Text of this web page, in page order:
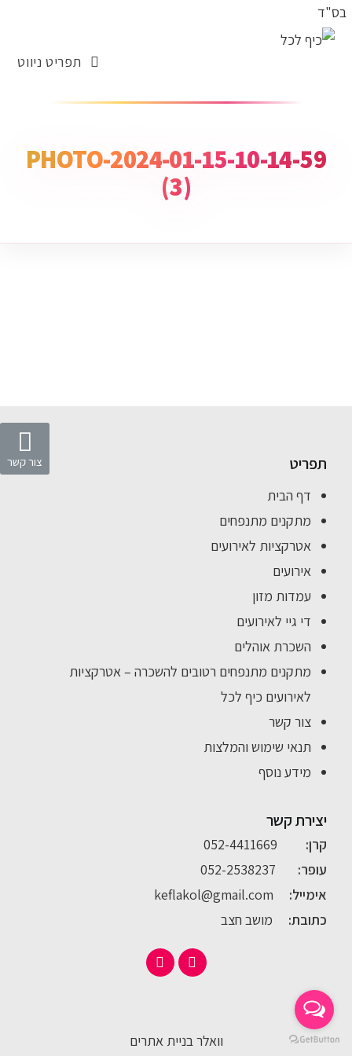
תפריט ניווט
PHOTO-2024-01-15-10-14-59
(3)
צור קשר
בס"ד
תפריט
דף הבית
מתקנים מתנפחים
אטרקציות לאירועים
אירועים
עמדות מזון
די גיי לאירועים
השכרת אוהלים
מתקנים מתנפחים רטובים להשכרה – אטרקציות
לאירועים כיף לכל
צור קשר
תנאי שימוש והמלצות
מידע נוסף
יצירת קשר
קרן:
052-4411669
עופר:
052-2538237
אימייל:
keflakol@gmail.com
כתובת: מושב חצב
וואלר בניית אתרים